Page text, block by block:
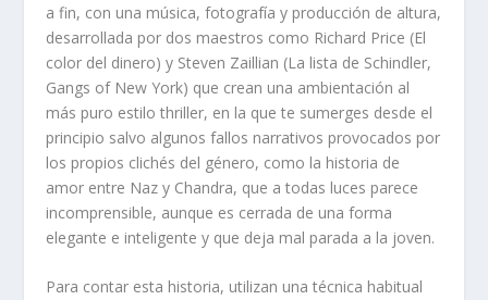
a fin, con una música, fotografía y producción de altura,
desarrollada por dos maestros como Richard Price (El
color del dinero) y Steven Zaillian (La lista de Schindler,
Gangs of New York) que crean una ambientación al
más puro estilo thriller, en la que te sumerges desde el
principio salvo algunos fallos narrativos provocados por
los propios clichés del género, como la historia de
amor entre Naz y Chandra, que a todas luces parece
incomprensible, aunque es cerrada de una forma
elegante e inteligente y que deja mal parada a la joven.
Para contar esta historia, utilizan una técnica habitual